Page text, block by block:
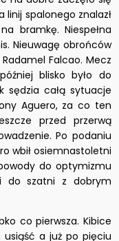
spalonego znalazł
bramkę. Niespełna
Nieuwagę obrońców
Falcao. Mecz
blisko było do
sędzia całą sytuacje
Aguero, za co ten
przed przerwą
Po podaniu
wbił osiemnastoletni
do optymizmu
do szatni z dobrym
co pierwsza. Kibice
usiąść a już po pięciu